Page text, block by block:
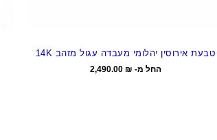
טבעת אירוסין יהלומי מעבדה עגול מזהב 14K
החל מ- 2,490.00 ₪